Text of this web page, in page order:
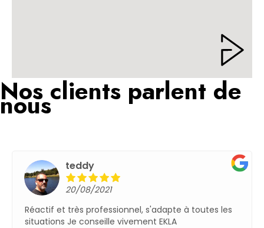
Nos clients parlent de
nous
teddy
20/08/2021
Réactif et très professionnel, s'adapte à toutes les
situations Je conseille vivement EKLA